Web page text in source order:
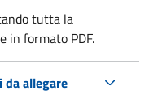
tutta la
in formato PDF.
allegare